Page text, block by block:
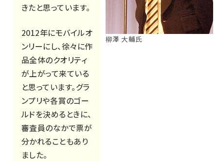
柳澤 大輔氏
きたと思っています。
2012年にモバイルオ
ンリーにし、徐々に作
品全体のクオリティ
が上がって来ている
と思っています。グラ
ンプリや各賞のゴー
ルドを決めるときに、
審査員のなかで票が
分かれることもあり
ました。